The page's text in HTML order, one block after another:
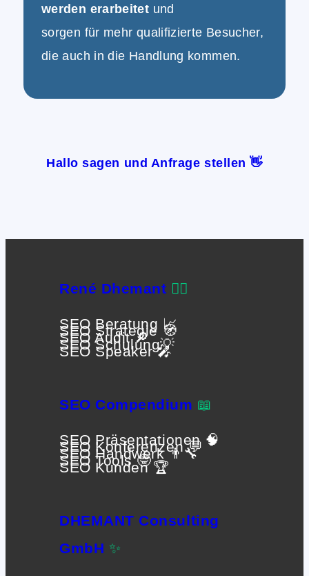
werden erarbeitet und
sorgen für mehr qualifizierte Besucher,
die auch in die Handlung kommen.
Hallo sagen und Anfrage stellen 👋
René Dhemant 🙋‍♂️
SEO Beratung 📈
SEO Strategie 🧭
SEO Audit 🔎
SEO Schulung💡
SEO Speaker 🎤
SEO Compendium 📖
SEO Präsentationen 🧠
SEO Konferenzen 💬
SEO Handwerk 👨‍🔧
SEO Tools 🤓
SEO Kunden 🏆
DHEMANT Consulting
GmbH ✨